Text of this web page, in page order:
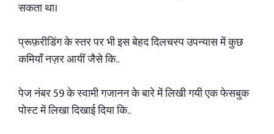
सकता था।
प्रूफ़रीडिंग के स्तर पर भी इस बेहद दिलचस्प उपन्यास में कुछ
कमियाँ नज़र आयीं जैसे कि..
पेज नंबर 59 के स्वामी गजानन के बारे में लिखी गयी एक फेसबुक
पोस्ट में लिखा दिखाई दिया कि..